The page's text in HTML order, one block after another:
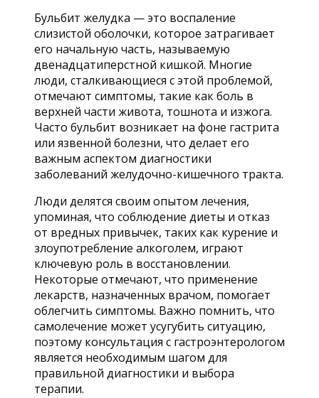
Бульбит желудка — это воспаление
слизистой оболочки, которое затрагивает
его начальную часть, называемую
двенадцатиперстной кишкой. Многие
люди, сталкивающиеся с этой проблемой,
отмечают симптомы, такие как боль в
верхней части живота, тошнота и изжога.
Часто бульбит возникает на фоне гастрита
или язвенной болезни, что делает его
важным аспектом диагностики
заболеваний желудочно-кишечного тракта.
Люди делятся своим опытом лечения,
упоминая, что соблюдение диеты и отказ
от вредных привычек, таких как курение и
злоупотребление алкоголем, играют
ключевую роль в восстановлении.
Некоторые отмечают, что применение
лекарств, назначенных врачом, помогает
облегчить симптомы. Важно помнить, что
самолечение может усугубить ситуацию,
поэтому консультация с гастроэнтерологом
является необходимым шагом для
правильной диагностики и выбора
терапии.